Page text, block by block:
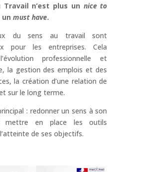
Travail n’est plus un nice to
must have.
du sens au travail sont
pour les entreprises. Cela
professionnelle et
la gestion des emplois et des
la création d’une relation de
sur le long terme.
: redonner un sens à son
mettre en place les outils
de ses objectifs.